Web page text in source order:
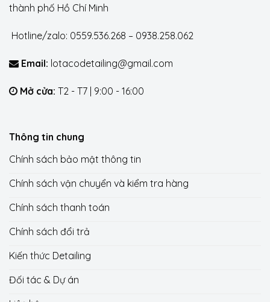
thành phố Hồ Chí Minh
Hotline/zalo: 0559.536.268 – 0938.258.062
Email: lotacodetailing@gmail.com
Mở cửa: T2 - T7 | 9:00 - 16:00
Thông tin chung
Chính sách bảo mật thông tin
Chính sách vận chuyển và kiểm tra hàng
Chính sách thanh toán
Chính sách đổi trả
Kiến thức Detailing
Đối tác & Dự án